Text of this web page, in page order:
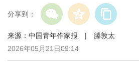
分享到：
来源：中国青年作家报 | 滕敦太
2026年05月21日09:14